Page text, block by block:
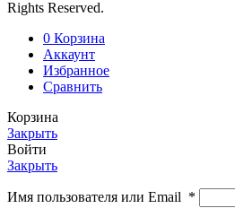
Rights Reserved.
0 Корзина
Аккаунт
Избранное
Сравнить
Корзина
Закрыть
Войти
Закрыть
Имя пользователя или Email *